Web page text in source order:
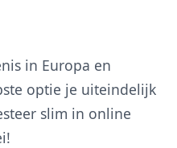
in Europa en
optie je uiteindelijk
slim in online